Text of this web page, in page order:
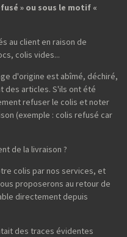
» ou sous le motif «
au client en raison de
colis vides...
d'origine est abîmé, déchiré,
des articles. S'ils ont été
refuser le colis et noter
(exemple : colis refusé car
de la livraison ?
colis par nos services, et
proposerons au retour de
directement depuis
des traces évidentes